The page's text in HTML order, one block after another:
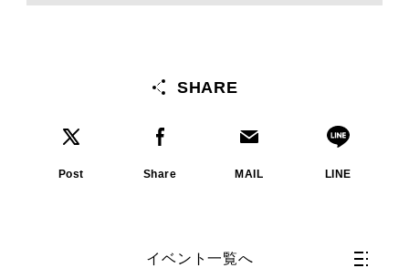
SHARE
Post Share MAIL LINE
イベント一覧へ